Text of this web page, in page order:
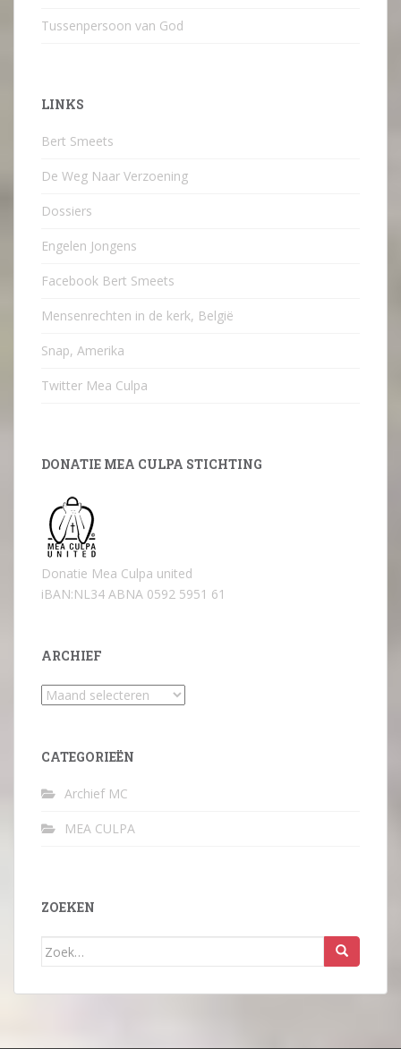
Tussenpersoon van God
LINKS
Bert Smeets
De Weg Naar Verzoening
Dossiers
Engelen Jongens
Facebook Bert Smeets
Mensenrechten in de kerk, België
Snap, Amerika
Twitter Mea Culpa
DONATIE MEA CULPA STICHTING
Donatie Mea Culpa united
iBAN:NL34 ABNA 0592 5951 61
ARCHIEF
Archief
CATEGORIEËN
Archief MC
MEA CULPA
ZOEKEN
Zoek